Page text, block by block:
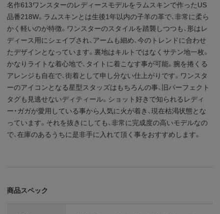
名作613ワンスターのレディースモデルをラムスキンで作ったUS
品番218W。ラムスキンとは生後1年以内の子羊の革で、非常に柔ら
かく軽いのが特徴。ワンスターのスタイルを踏襲しつつも、形はレ
ディース用にシェイプされ、アームも細め、今のトレンドに合わせ
たデザインとなっています。裏地はキルトではなくサテン地一枚。
かなりライトな着心地で、タイトに着こなす事が可能。腕を捲くる
アレンジも自在で、街着として申し分ない仕上がりです。ワンスタ
ーのアイコンとなる星型スタッズはもちろんの事、旧パーフェクト
タグも見逃せないディティール。ショット好きで知られるレディ
ー・ガガが愛用している事から人気に火が着き、現在枯渇状態とな
っています。それを抜きにしても、非常に完成度の高いモデルなの
で、在庫のあるうちに是非手に入れて頂く事をおすすめします。
商品スペック